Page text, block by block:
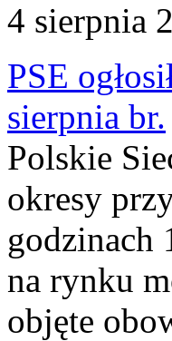
4 sierpnia
PSE
sierpnia br.
Polskie
okresy
godzinach
na rynku
objęte